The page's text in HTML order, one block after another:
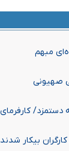
مبهم
بیکار شدند